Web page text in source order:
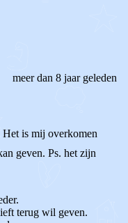
meer dan 8 jaar geleden
is mij overkomen
geven. Ps. het zijn
terug wil geven.